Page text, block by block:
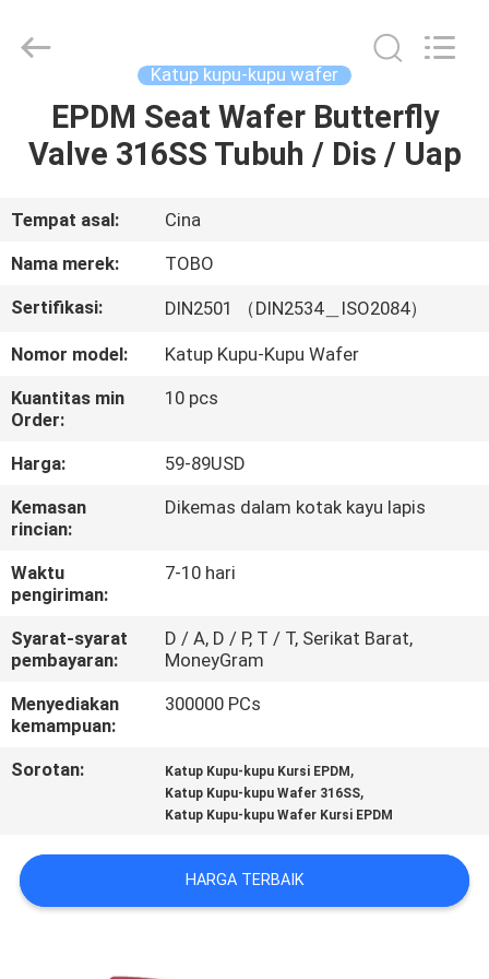
RUMAH
TENTANG
KAMI
TUR
PABRIK
KONTROL
KUALITAS
HUBUNGI
KAMI
PERMINTAAN
PENAWARAN
SITEMAP
GROUP
CHINA.
Katup kupu-kupu wafer
EPDM Seat Wafer Butterfly
Valve 316SS Tubuh / Dis / Uap
Tempat asal:
Cina
Nama merek:
TOBO
Sertifikasi:
DIN2501 （DIN2534＿ISO2084）
Nomor model:
Katup Kupu-Kupu Wafer
Kuantitas min
Order:
10 pcs
Harga:
59-89USD
Kemasan
rincian:
Dikemas dalam kotak kayu lapis
Waktu
pengiriman:
7-10 hari
Syarat-syarat
pembayaran:
D / A, D / P, T / T, Serikat Barat,
MoneyGram
Menyediakan
kemampuan:
300000 PCs
Sorotan: Katup Kupu-kupu Kursi EPDM ,
Katup Kupu-kupu Wafer 316SS,
Katup Kupu-kupu Wafer Kursi EPDM
HARGA TERBAIK